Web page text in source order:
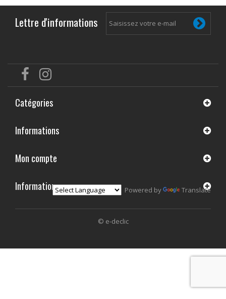
Lettre d'informations
Catégories
Informations
© e-declic
Mon compte
Informations Powered by Translate